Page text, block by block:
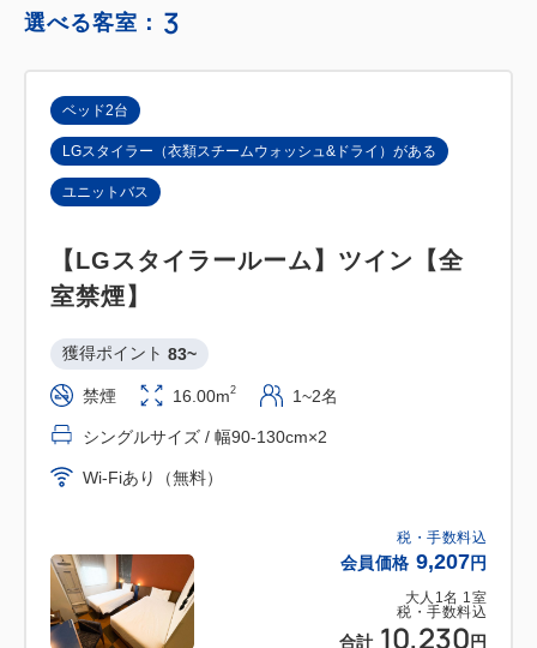
選べる客室： 3
税・手数料込
会員価格 9,207円
大人 1 名 1 室
税・手数料込
合計 10,230 円
ベッド2台
LGスタイラー（衣類スチームウォッシュ&ドライ）がある
ユニットバス
【LGスタイラールーム】ツイン【全
室禁煙】
獲得ポイント 83~
禁煙 16.00m2 1~2名
シングルサイズ / 幅90-130cm×2
Wi-Fiあり（無料）